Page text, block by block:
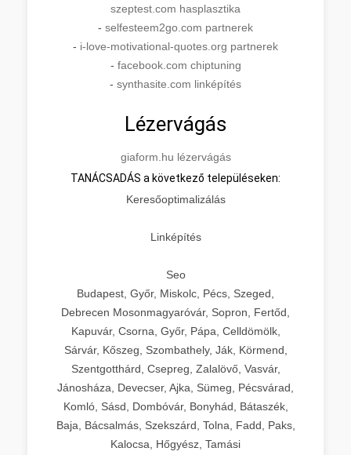
szeptest.com hasplasztika
- selfesteem2go.com partnerek
- i-love-motivational-quotes.org partnerek
- facebook.com chiptuning
- synthasite.com linképítés
Lézervágás
giaform.hu lézervágás
TANÁCSADÁS a következő településeken:
Keresőoptimalizálás
Linképítés
Seo
Budapest, Győr, Miskolc, Pécs, Szeged,
Debrecen Mosonmagyaróvár, Sopron, Fertőd,
Kapuvár, Csorna, Győr, Pápa, Celldömölk,
Sárvár, Kőszeg, Szombathely, Ják, Körmend,
Szentgotthárd, Csepreg, Zalalövő, Vasvár,
Jánosháza, Devecser, Ajka, Sümeg, Pécsvárad,
Komló, Sásd, Dombóvár, Bonyhád, Bátaszék,
Baja, Bácsalmás, Szekszárd, Tolna, Fadd, Paks,
Kalocsa, Hőgyész, Tamási